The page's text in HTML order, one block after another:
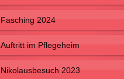
Fasching 2024
Auftritt im Pflegeheim
Nikolausbesuch 2023